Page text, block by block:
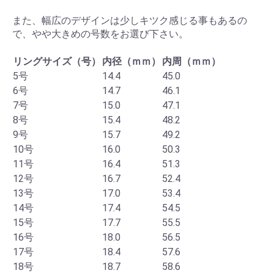
また、幅広のデザインは少しキツク感じる事もあるの
で、やや大きめの号数をお選び下さい。
リングサイズ（号） 内径（ｍｍ）
内周（ｍｍ）
5号
14.4
45.0
6号
14.7
46.1
7号
15.0
47.1
8号
15.4
48.2
9号
15.7
49.2
10号
16.0
50.3
11号
16.4
51.3
12号
16.7
52.4
13号
17.0
53.4
14号
17.4
54.5
15号
17.7
55.5
16号
18.0
56.5
17号
18.4
57.6
18号
18.7
58.6